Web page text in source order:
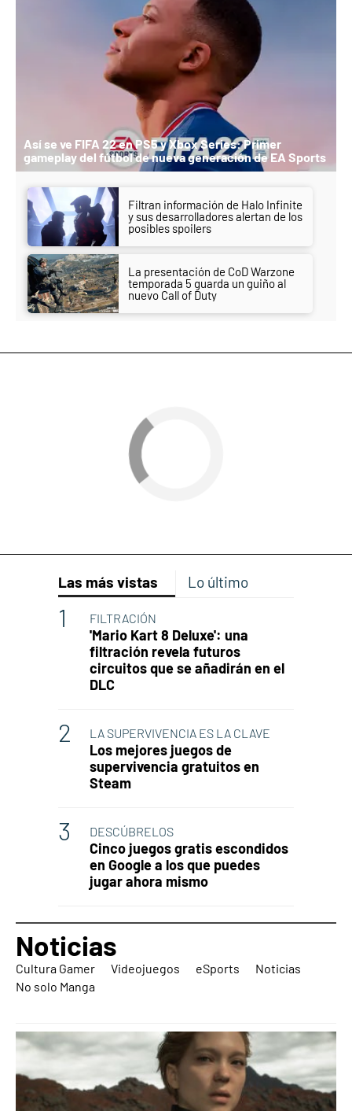
Así se ve FIFA 22 en PS5 y Xbox Series: Primer
gameplay del fútbol de nueva generación de EA Sports
Filtran información de Halo Infinite
y sus desarrolladores alertan de los
posibles spoilers
La presentación de CoD Warzone
temporada 5 guarda un guiño al
nuevo Call of Duty
Las más vistas Lo último
FILTRACIÓN
'Mario Kart 8 Deluxe': una
filtración revela futuros
circuitos que se añadirán en el
DLC
LA SUPERVIVENCIA ES LA CLAVE
Los mejores juegos de
supervivencia gratuitos en
Steam
DESCÚBRELOS
Cinco juegos gratis escondidos
en Google a los que puedes
jugar ahora mismo
Noticias
Cultura Gamer Videojuegos eSports
Noticias
No solo Manga